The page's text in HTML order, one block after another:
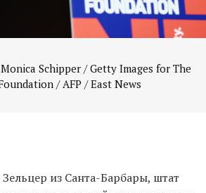
Schipper / Getty Images for The
из Санта-Барбары, штат